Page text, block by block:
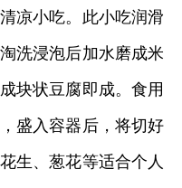
凉小吃。此小吃润滑
洗浸泡后加水磨成米
块状豆腐即成。食用
盛入容器后，将切好
生、葱花等适合个人